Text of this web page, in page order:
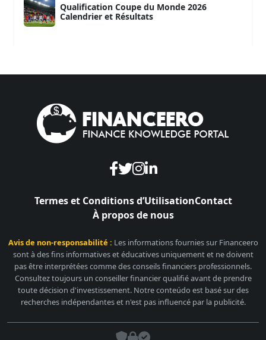
Qualification Coupe du Monde 2026
Calendrier et Résultats
Termes et Conditions d’UtilisationContact
À propos de nous
Avis de non-responsabilité : Les informations fournies sur Financeero
sont à des fins informatives et éducatives uniquement et ne doivent
pas être interprétées comme des conseils financiers professionnels.
Consultez toujours un conseiller financier qualifié avant de prendre
toute décision d'investissement. Notre conteúdo est basé sur des
recherches indépendantes et n'est pas influencé par la publicité.